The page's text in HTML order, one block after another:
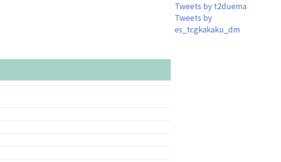
Tweets by t2duema
Tweets by
es_tcgkakaku_dm